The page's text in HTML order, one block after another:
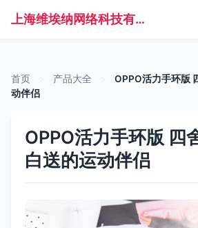
上海维埃纳网络科技有限公司
首页 产品大全
OPPO活力手环版
动伴侣
OPPO活力手环版 四
白送的运动伴侣